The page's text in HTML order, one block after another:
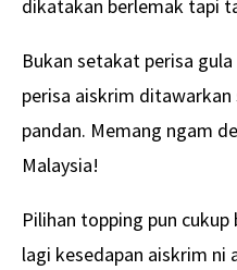
dikatakan berlemak tapi
Bukan setakat perisa
perisa aiskrim
pandan. Memang ngam
Malaysia!
Pilihan topping pun
lagi kesedapan aiskrim ni